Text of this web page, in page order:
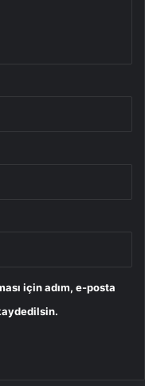
için adım, e-posta